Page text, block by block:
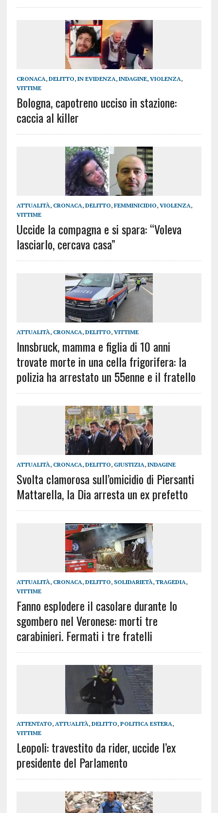
CRONACA, DELITTO, IN EVIDENZA, INDAGINE, VIOLENZA,
VITTIME
Bologna, capotreno ucciso in stazione:
caccia al killer
ATTUALITÀ, CRONACA, DELITTO, FEMMINICIDIO, VIOLENZA,
VITTIME
Uccide la compagna e si spara: “Voleva
lasciarlo, cercava casa”
ATTUALITÀ, CRONACA, DELITTO, VITTIME
Innsbruck, mamma e figlia di 10 anni
trovate morte in una cella frigorifera: la
polizia ha arrestato un 55enne e il fratello
ATTUALITÀ, CRONACA, DELITTO, GIUSTIZIA, INDAGINE
Svolta clamorosa sull’omicidio di Piersanti
Mattarella, la Dia arresta un ex prefetto
ATTUALITÀ, CRONACA, DELITTO, SOLIDARIETÀ, TRAGEDIA,
VITTIME
Fanno esplodere il casolare durante lo
sgombero nel Veronese: morti tre
carabinieri. Fermati i tre fratelli
ATTENTATO, ATTUALITÀ, DELITTO, POLITICA ESTERA,
VITTIME
Leopoli: travestito da rider, uccide l’ex
presidente del Parlamento